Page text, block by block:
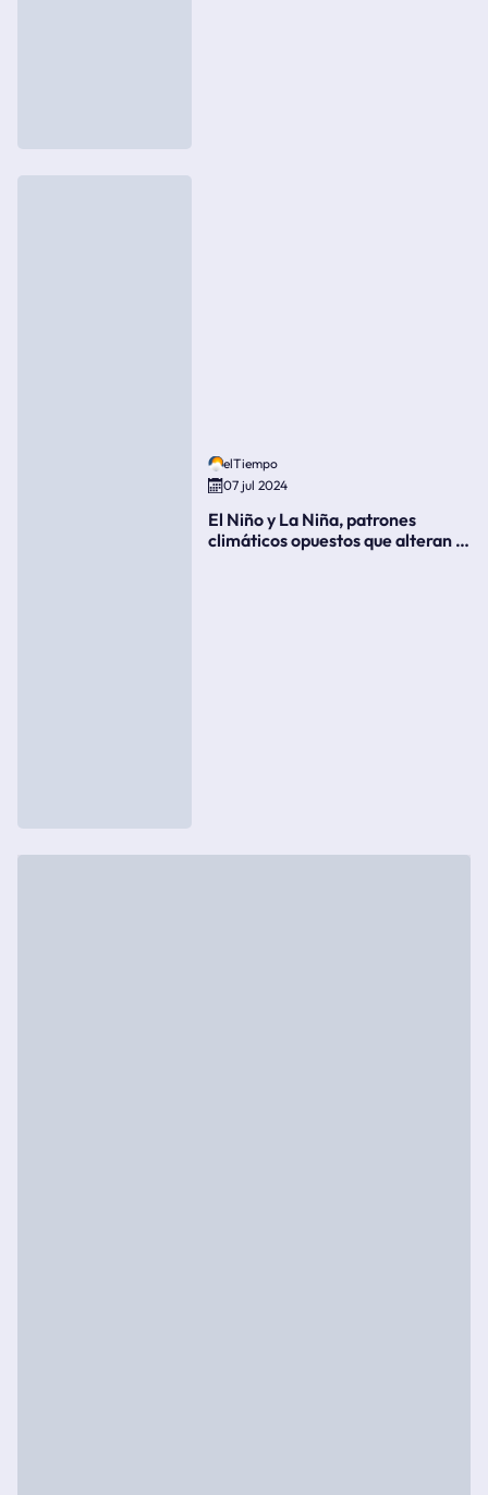
elTiempo
07 jul 2024
El Niño y La Niña, patrones
climáticos opuestos que alteran la